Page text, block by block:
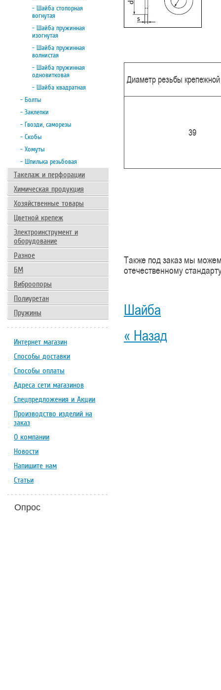
Диаметр резьбы
39
Также под заказ мы
отечественному
Шайба
« Назад
- Шайба стопорная
вогнутая
- Шайба пружинная
изогнутая
- Шайба пружинная
волнистая
- Шайба пружинная
одновитковая
- Шайба квадратная
- Болты
- Заклепки
- Гвозди, саморезы
- Скобы
- Хомуты
- Шпилька резьбовая
Такелаж и перфорации
Химическая продукция
Хозяйственные товары
Цветной крепеж
Электроинструмент и
оборудование
Разное
БМ
Виброопоры
Полиуретан
Пружины
Интернет магазин
Способы доставки
Способы оплаты
Адреса сети магазинов
Спецпредложения и Акции
Производство изделий на
заказ
О компании
Новости
Напишите нам
Статьи
Опрос